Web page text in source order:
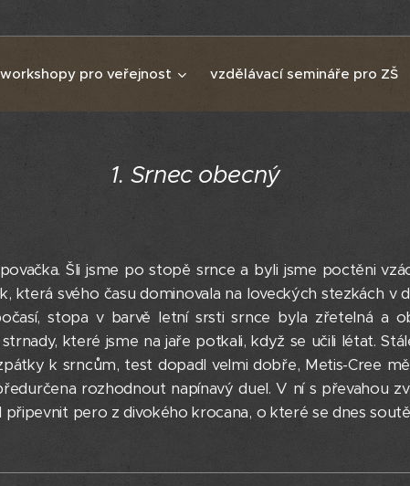
workshopy pro veřejnost vzdělávací semináře pro ZŠ
1. Srnec obecný
Šli jsme po stopě srnce a byli jsme poctěni
která svého času dominovala na loveckých stezkách v
stopa v barvě letní srsti srnce byla zřetelná a
které jsme na jaře potkali, když se učili létat.
k srncům, test dopadl velmi dobře, Metis-Cree
rozhodnout napínavý duel. V ní s převahou
připevnit pero z divokého krocana, o které se dnes